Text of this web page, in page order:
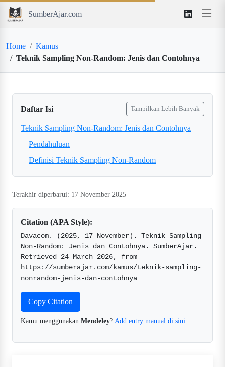
SumberAjar.com
Home
Kamus
Teknik Sampling Non-Random: Jenis dan Contohnya
Daftar Isi Tampilkan Lebih Banyak
Teknik Sampling Non-Random: Jenis dan Contohnya
Pendahuluan
Definisi Teknik Sampling Non-Random
Terakhir diperbarui: 17 November 2025
Citation (APA Style):
Davacom. (2025, 17 November). Teknik Sampling
Non-Random: Jenis dan Contohnya. SumberAjar.
Retrieved 24 March 2026, from
https://sumberajar.com/kamus/teknik-sampling-
nonrandom-jenis-dan-contohnya
Copy Citation
Kamu menggunakan Mendeley? Add entry manual di sini.